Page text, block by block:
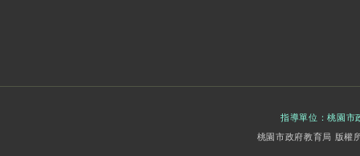
指導單位：桃園市
桃園市政府教育局 版